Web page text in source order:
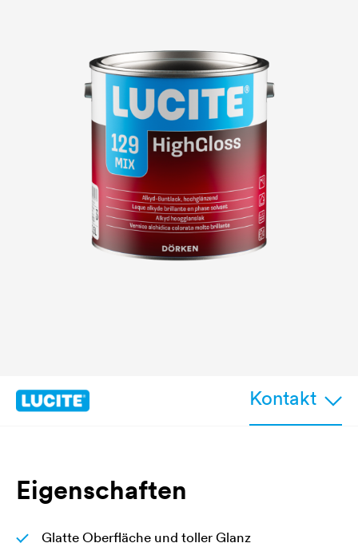
Kontakt
Eigenschaften
Glatte Oberfläche und toller Glanz